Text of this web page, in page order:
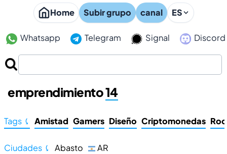
Home Subir grupo canal ES
Whatsapp Telegram Signal Discord
Grupos de Telegram en Abasto
emprendimiento14
Tags ⤹ Amistad Gamers Diseño Criptomonedas
Ciudades ⤹ Abasto AR